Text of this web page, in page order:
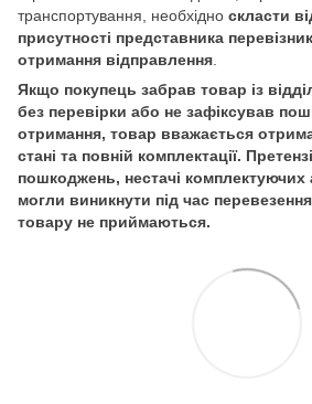
транспортування, необхідно скласти
присутності представника
отримання відправлення
Якщо покупець забрав товар із
без перевірки або не зафіксував
отримання, товар вважається
стані та повній комплектації.
пошкоджень, нестачі
могли виникнути під час
товару не приймаються.